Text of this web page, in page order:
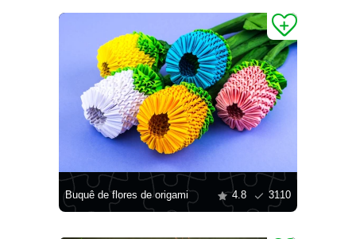
Buquê de flores de origami 4.8 3110